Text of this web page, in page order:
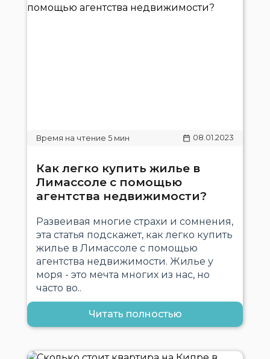
08.01.2023
Как легко купить жилье в
Лимассоле с помощью
агентства недвижимости?
Развеивая многие страхи и сомнения,
эта статья подскажет, как легко купить
жилье в Лимассоле с помощью
агентства недвижимости. Жилье у
моря - это мечта многих из нас, но
часто во..
Читать полностью